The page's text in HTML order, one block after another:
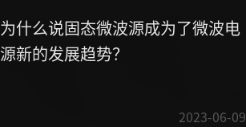
为什么说固态微波源成为了微波电
源新的发展趋势？
2023-06-09